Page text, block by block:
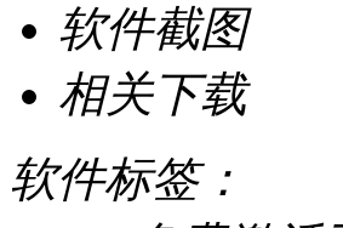
软件截图
相关下载
软件标签：